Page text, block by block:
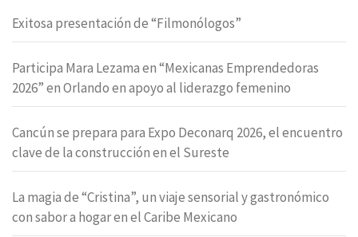
Exitosa presentación de “Filmonólogos”
Participa Mara Lezama en “Mexicanas Emprendedoras
2026” en Orlando en apoyo al liderazgo femenino
Cancún se prepara para Expo Deconarq 2026, el encuentro
clave de la construcción en el Sureste
La magia de “Cristina”, un viaje sensorial y gastronómico
con sabor a hogar en el Caribe Mexicano